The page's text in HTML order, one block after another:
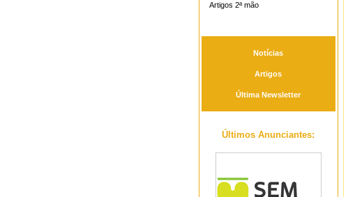
Artigos 2ª mão
Notícias
Artigos
Última Newsletter
Últimos Anunciantes: